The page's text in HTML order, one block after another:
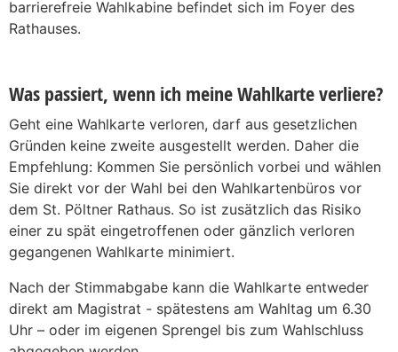
barrierefreie Wahlkabine befindet sich im Foyer des
Rathauses.
Was passiert, wenn ich meine Wahlkarte verliere?
Geht eine Wahlkarte verloren, darf aus gesetzlichen
Gründen keine zweite ausgestellt werden. Daher die
Empfehlung: Kommen Sie persönlich vorbei und wählen
Sie direkt vor der Wahl bei den Wahlkartenbüros vor
dem St. Pöltner Rathaus. So ist zusätzlich das Risiko
einer zu spät eingetroffenen oder gänzlich verloren
gegangenen Wahlkarte minimiert.
Nach der Stimmabgabe kann die Wahlkarte entweder
direkt am Magistrat - spätestens am Wahltag um 6.30
Uhr – oder im eigenen Sprengel bis zum Wahlschluss